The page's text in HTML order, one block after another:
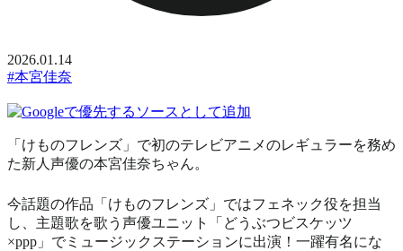
2026.01.14
#本宮佳奈
「けものフレンズ」で初のテレビアニメのレギュラーを務め
た新人声優の本宮佳奈ちゃん。
今話題の作品「けものフレンズ」ではフェネック役を担当
し、主題歌を歌う声優ユニット「どうぶつビスケッツ
×ppp」でミュージックステーションに出演！一躍有名にな